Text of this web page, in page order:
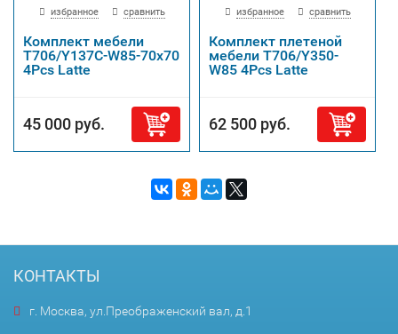
избранное сравнить
Комплект мебели
T706/Y137C-W85-70x70
4Pcs Latte
45 000 руб.
избранное сравнить
Комплект плетеной
мебели T706/Y350-
W85 4Pcs Latte
62 500 руб.
КОНТАКТЫ
г. Москва, ул.Преображенский вал, д.1